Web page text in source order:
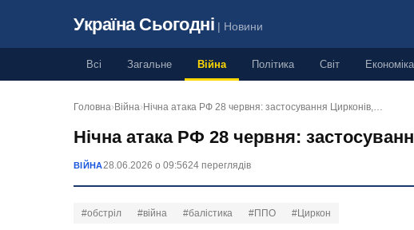
Україна Сьогодні | Новини
Всі Загальне Війна Політика Світ Економіка
Головна› Війна› Нічна атака РФ 28 червня: застосування Цирконів,…
Нічна атака РФ 28 червня:
ВІЙНА28.06.2026 о 09:5624 переглядів
#обстріл #війна #балістика #ППО #Циркон